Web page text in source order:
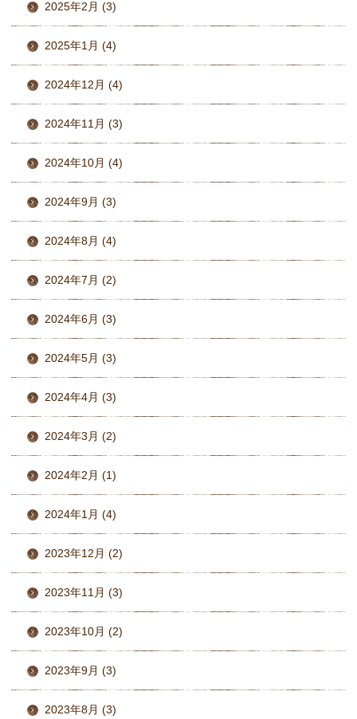
2025年2月 (3)
2025年1月 (4)
2024年12月 (4)
2024年11月 (3)
2024年10月 (4)
2024年9月 (3)
2024年8月 (4)
2024年7月 (2)
2024年6月 (3)
2024年5月 (3)
2024年4月 (3)
2024年3月 (2)
2024年2月 (1)
2024年1月 (4)
2023年12月 (2)
2023年11月 (3)
2023年10月 (2)
2023年9月 (3)
2023年8月 (3)